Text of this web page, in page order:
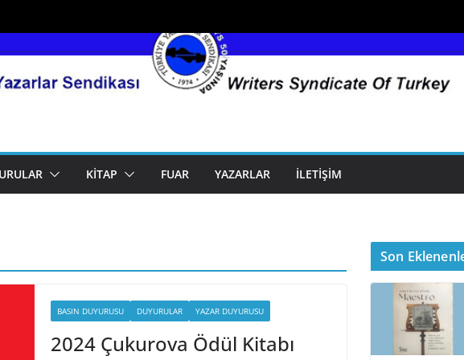
KITAP FUAR YAZARLAR İLETIŞIM
BASIN DUYURUSU DUYURULAR YAZAR DUYURUSU
2024 Çukurova Ödül Kitabı
Son